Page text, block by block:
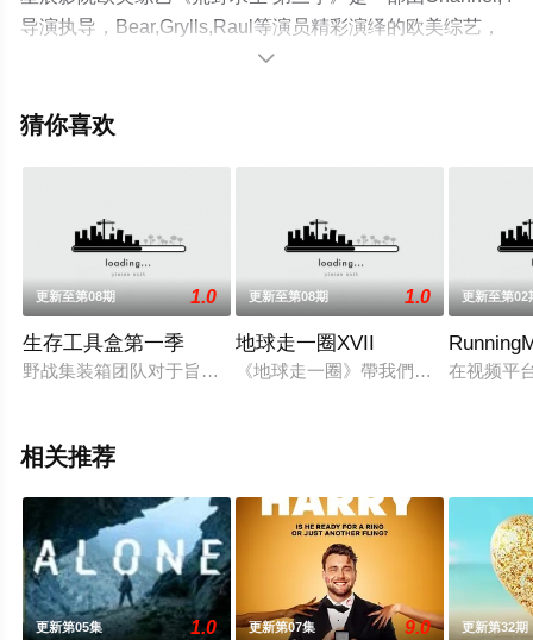
导演执导，Bear,Grylls,Raul等演员精彩演绎的欧美综艺，
手机免费观看高清无删减完整版综艺节目就上星辰影视，
了解。

猜你喜欢
更新至第08期 1.0
生存工具盒第一季
野战集装箱团队对于旨在帮助人们应对险情的产品进行测试，这
更新至第08期 1.0
地球走一圈XVII
《地球走一圈》帶我們去探索彼此
更新至第02
在视频平
相关推荐
更新第05集 1.0 更新第07集 9.0 更新第32期